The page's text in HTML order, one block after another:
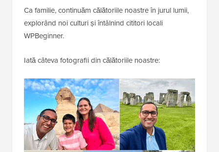
Ca familie, continuăm călătoriile noastre în jurul lumii,
explorând noi culturi și întâlnind cititori locali
WPBeginner.
Iată câteva fotografii din călătoriile noastre: